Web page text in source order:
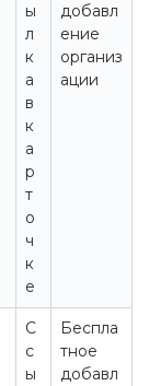
ы
л
к
а
в
к
а
р
т
о
ч
к
е
добавл
ение
организ
ации
С
с
ы
Беспла
тное
добавл